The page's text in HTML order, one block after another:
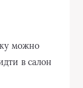
можно
в салон